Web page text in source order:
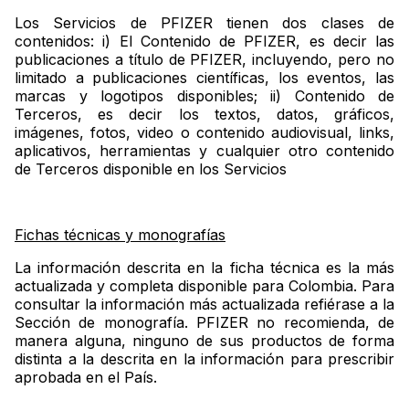
Los Servicios de PFIZER tienen dos clases de
contenidos: i) El Contenido de PFIZER, es decir las
publicaciones a título de PFIZER, incluyendo, pero no
limitado a publicaciones científicas, los eventos, las
marcas y logotipos disponibles; ii) Contenido de
Terceros, es decir los textos, datos, gráficos,
imágenes, fotos, video o contenido audiovisual, links,
aplicativos, herramientas y cualquier otro contenido
de Terceros disponible en los Servicios
Fichas técnicas y monografías
La información descrita en la ficha técnica es la más
actualizada y completa disponible para Colombia. Para
consultar la información más actualizada refiérase a la
Sección de monografía. PFIZER no recomienda, de
manera alguna, ninguno de sus productos de forma
distinta a la descrita en la información para prescribir
aprobada en el País.